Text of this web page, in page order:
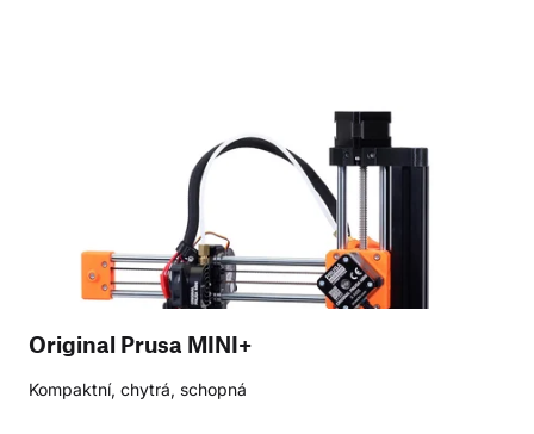
Original Prusa MINI+
Kompaktní, chytrá, schopná